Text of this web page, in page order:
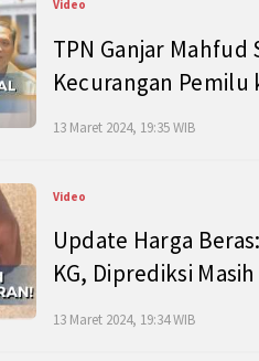
Video
TPN Ganjar Mahfud
Kecurangan Pemilu
13 Maret 2024, 19:35 WIB
Video
Update Harga
KG, Diprediksi
13 Maret 2024, 19:34 WIB